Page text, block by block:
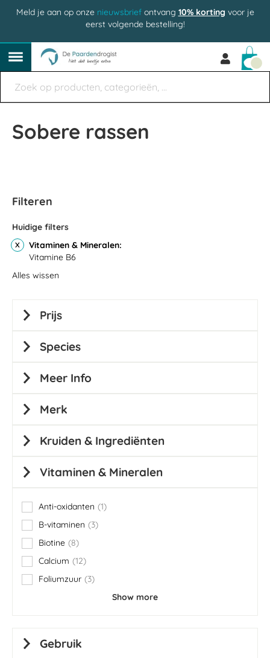
Meld je aan op onze nieuwsbriefontvang 10% korting voor je
eerst volgende bestelling!
Sobere rassen
Filteren
Huidige filters
Vitaminen & Mineralen
Vitamine B6
Alles wissen
Prijs
Species
Meer Info
Merk
Kruiden & Ingrediënten
Vitaminen & Mineralen
Anti-oxidanten 1
item
B-vitaminen
3
items
Biotine 8
items
Calcium
12
items
Foliumzuur
3
items
Show more
Gebruik